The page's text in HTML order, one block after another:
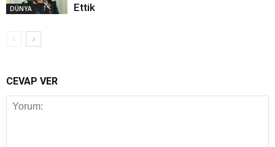
DÜNYA
Ettik
CEVAP VER